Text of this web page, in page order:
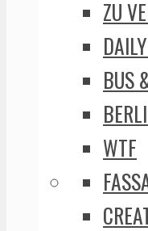
ZU
BUS
WTF